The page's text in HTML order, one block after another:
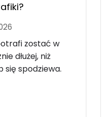
zostać w
dłużej, niż
się spodziewa.